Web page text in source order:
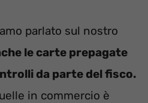
parlato sul nostro
le carte prepagate
da parte del fisco.
in commercio è